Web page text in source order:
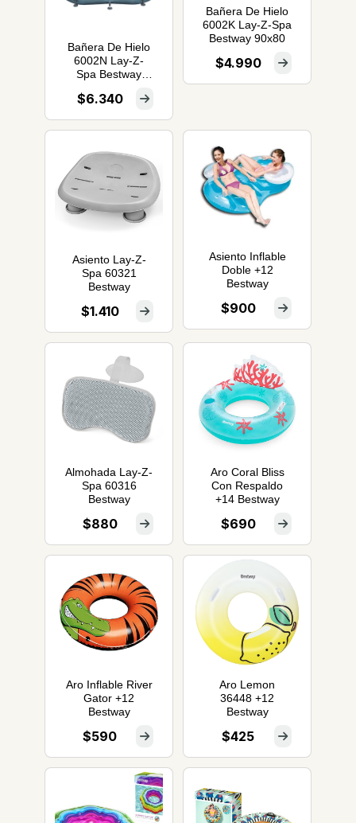
Bañera De Hielo
6002N Lay-Z-
Spa Bestway
$6.340
Bañera De Hielo
6002K Lay-Z-Spa
Bestway 90x80
$4.990
Asiento Lay-Z-
Spa 60321
Bestway
$1.410
Asiento Inflable
Doble +12
Bestway
$900
Almohada Lay-Z-
Spa 60316
Bestway
$880
Aro Coral Bliss
Con Respaldo
+14 Bestway
$690
Aro Inflable River
Gator +12
Bestway
$590
Aro Lemon
36448 +12
Bestway
$425